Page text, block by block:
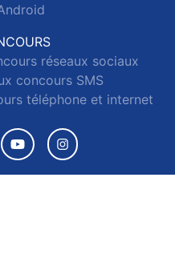
réseaux sociaux
concours SMS
téléphone et internet